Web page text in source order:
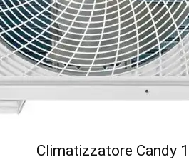
Climatizzatore Candy